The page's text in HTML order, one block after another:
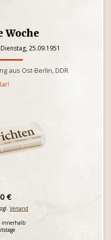
Woche
25.09.1951
aus Ost-Berlin, DDR
€
Versand
innerhalb